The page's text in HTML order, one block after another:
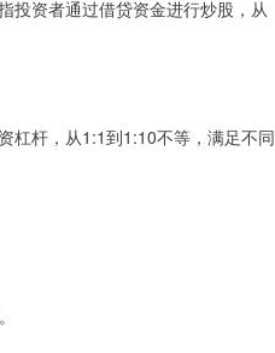
投资者通过借贷资金进行炒股，从
杠杆，从1:1到1:10不等，满足不同